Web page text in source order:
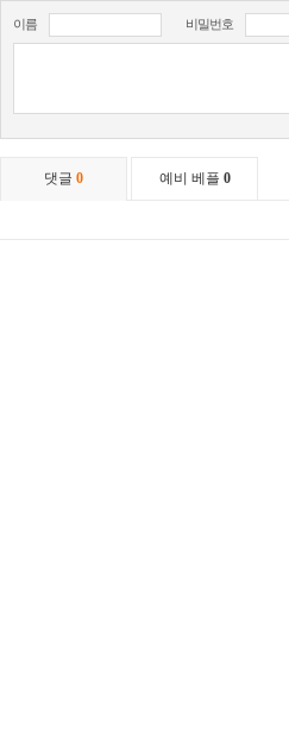
이름 비밀번호
댓글 0 예비 베플 0